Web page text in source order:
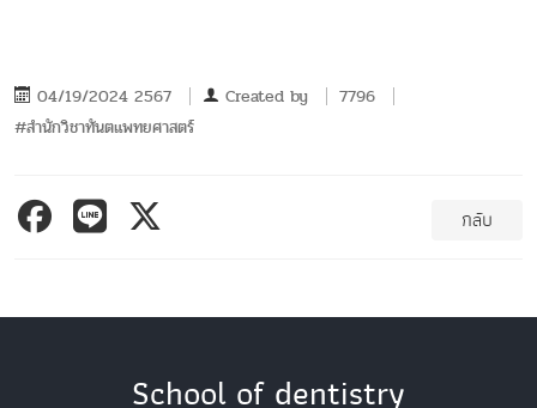
04/19/2024 2567 Created by
7796
#สำนักวิชาทันตแพทยศาสตร์
กลับ
School of dentistry